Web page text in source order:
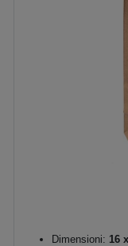
Dimensioni: 16